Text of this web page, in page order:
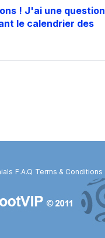
! J'ai une question
le calendrier des
F.A.Q Terms & Conditions